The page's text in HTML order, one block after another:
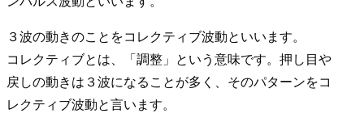
３波の動きのことをコレクティブ波動といいます。
コレクティブとは、「調整」という意味です。押し目や
戻しの動きは３波になることが多く、そのパターンをコ
レクティブ波動と言います。